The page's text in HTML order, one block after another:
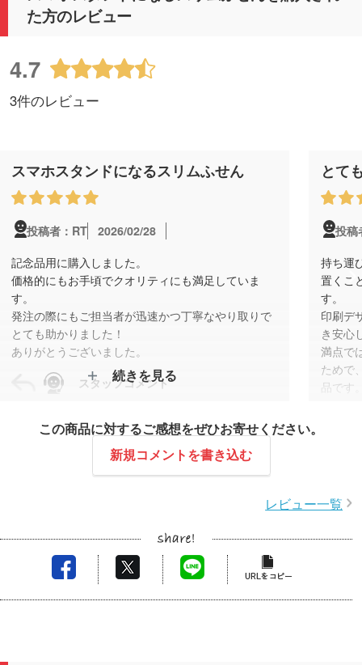
た方のレビュー
4.7
3件のレビュー
スマホスタンドになるスリムふせん
投稿者：RT
2026/02/28
記念品用に購入しました。
価格的にもお手頃でクオリティにも満足していま
す。
発注の際にもご担当者が迅速かつ丁寧なやり取りで
とても助かりました！
ありがとうございました。
スタッフコメント
います。
ご予算に合わせたご提案をさせていただき、仕上が
今後もご期待に添えるよう努めてまいりますので、
続きを見る
とて
投稿
持ち運
置くこ
す。
印刷デ
き安心
満点で
ためで
品です
と、大
なデー
この商品に対するご感想をぜひお寄せください。
新規コメントを書き込む
レビュー一覧